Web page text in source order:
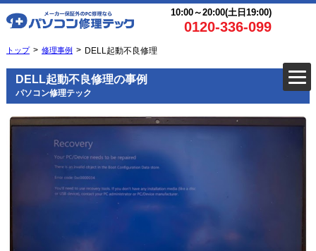
10:00～20:00(土日19:00)
0120-336-099
トップ 修理事例 DELL起動不良修理
DELL起動不良修理の事例
パソコン修理テック